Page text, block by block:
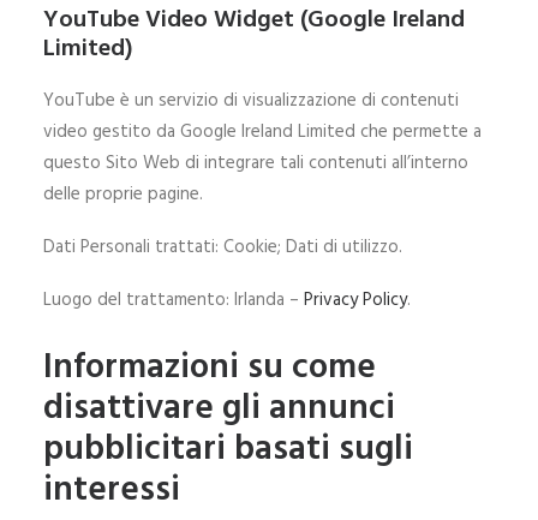
YouTube Video Widget (Google Ireland
Limited)
YouTube è un servizio di visualizzazione di contenuti
video gestito da Google Ireland Limited che permette a
questo Sito Web di integrare tali contenuti all’interno
delle proprie pagine.
Dati Personali trattati: Cookie; Dati di utilizzo.
Luogo del trattamento: Irlanda – Privacy Policy.
Informazioni su come
disattivare gli annunci
pubblicitari basati sugli
interessi